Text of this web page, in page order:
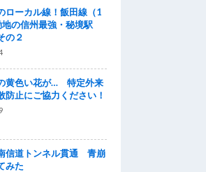
ローカル線！飯田線（1
の信州最強・秘境駅
の２
黄色い花が… 特定外来
防止にご協力ください！
信道トンネル貫通 青崩
みた